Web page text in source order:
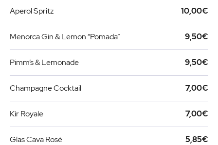
Aperol Spritz 10,00€
Menorca Gin & Lemon “Pomada” 9,50€
Pimm’s & Lemonade 9,50€
Champagne Cocktail 7,00€
Kir Royale 7,00€
Glas Cava Rosé 5,85€